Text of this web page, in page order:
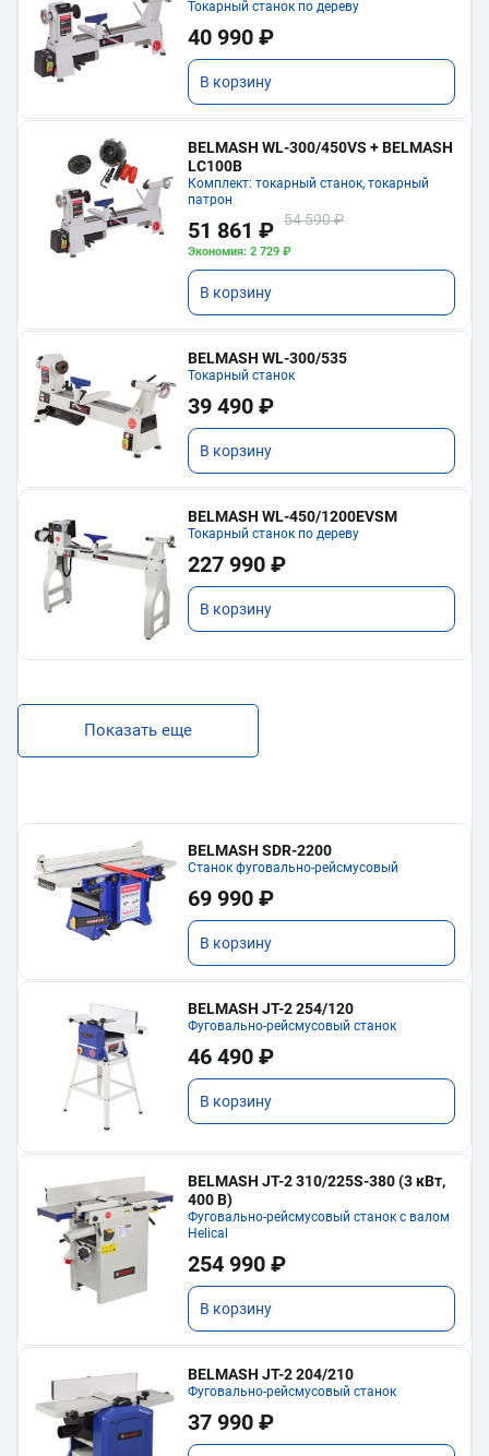
Токарный станок по дереву
40 990 ₽
В корзину
BELMASH WL-300/450VS + BELMASH
LC100B
Комплект: токарный станок, токарный
патрон
51 861 ₽ 54 590 ₽
Экономия: 2 729 ₽
В корзину
BELMASH WL-300/535
Токарный станок
39 490 ₽
В корзину
BELMASH WL-450/1200EVSM
Токарный станок по дереву
227 990 ₽
В корзину
Показать еще
BELMASH SDR-2200
Станок фуговально-рейсмусовый
69 990 ₽
В корзину
BELMASH JT-2 254/120
Фуговально-рейсмусовый станок
46 490 ₽
В корзину
BELMASH JT-2 310/225S-380 (3 кВт,
400 В)
Фуговально-рейсмусовый станок с валом
Helical
254 990 ₽
В корзину
BELMASH JT-2 204/210
Фуговально-рейсмусовый станок
37 990 ₽